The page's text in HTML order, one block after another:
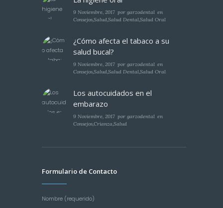
9 Noviembre, 2017 porgarzodental en
Consejos,Salud,Salud Dental,Salud Oral
¿Cómo afecta el tabaco a su
salud bucal?
9 Noviembre, 2017 porgarzodental en
Consejos,Salud,Salud Dental,Salud Oral
Los autocuidados en el
embarazo
9 Noviembre, 2017 porgarzodental en
Consejos,Crianza,Salud
Formulario de Contacto
Nombre (requerido)